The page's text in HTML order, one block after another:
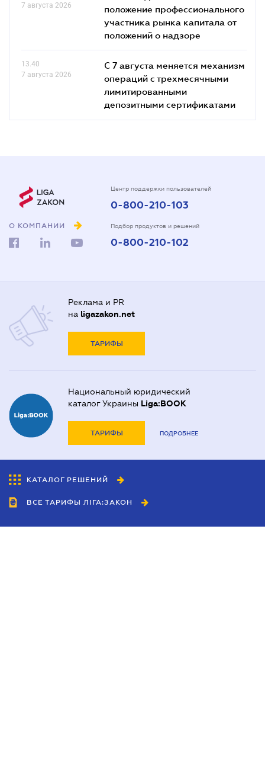
7 августа 2026
положение профессионального
участника рынка капитала от
положений о надзоре
13.40
7 августа 2026
С 7 августа меняется механизм
операций с трехмесячными
лимитированными
депозитными сертификатами
О КОМПАНИИ
Центр поддержки пользователей
0-800-210-103
Подбор продуктов и решений
0-800-210-102
Реклама и PR
на ligazakon.net
ТАРИФЫ
Национальный юридический
каталог Украины Liga:BOOK
ТАРИФЫ ПОДРОБНЕЕ
КАТАЛОГ РЕШЕНИЙ
ВСЕ ТАРИФЫ ЛІГА:ЗАКОН